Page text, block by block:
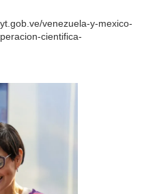
venezuela-y-mexico-
cientifica-